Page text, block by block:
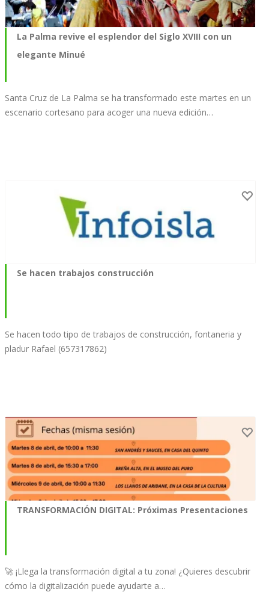
La Palma revive el esplendor del Siglo XVIII con un
elegante Minué
Santa Cruz de La Palma se ha transformado este martes en un
escenario cortesano para acoger una nueva edición…
Se hacen trabajos construcción
Se hacen todo tipo de trabajos de construcción, fontaneria y
pladur Rafael (657317862)
TRANSFORMACIÓN DIGITAL: Próximas Presentaciones
🚀 ¡Llega la transformación digital a tu zona! ¿Quieres descubrir
cómo la digitalización puede ayudarte a…